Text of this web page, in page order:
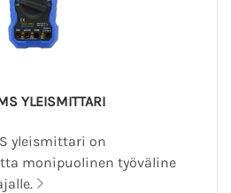
YLEISMITTARI
yleismittari on
monipuolinen työväline